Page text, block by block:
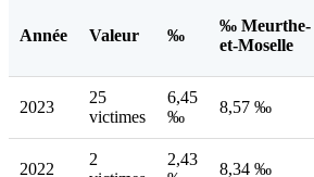
Année Valeur ‰
‰ Meurthe-
et-Moselle
2023
25
victimes
6,45
‰
8,57 ‰
2022
2
2,43
8,34 ‰